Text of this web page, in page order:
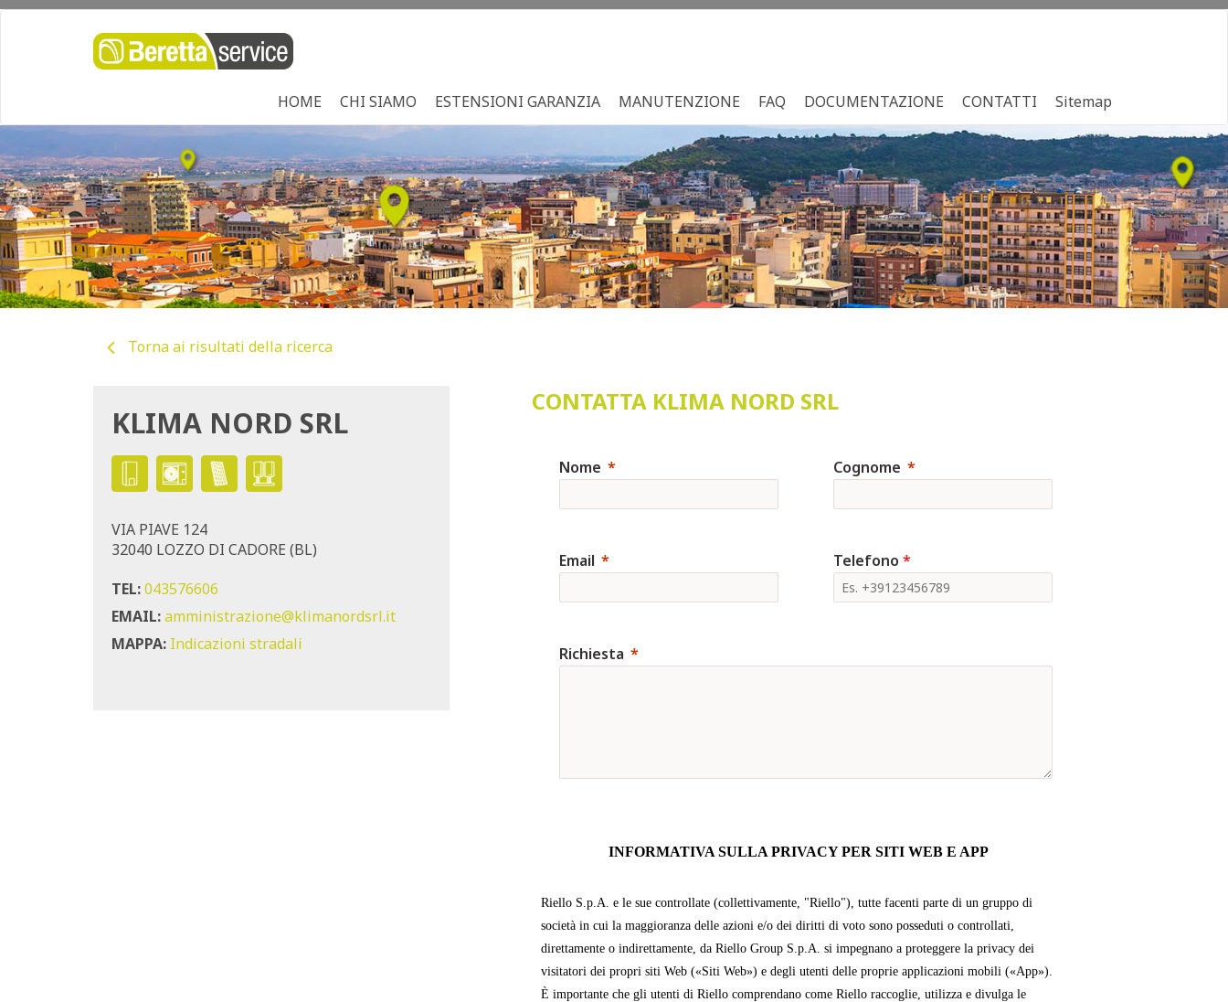
HOME CHI SIAMO ESTENSIONI GARANZIA MANUTENZIONE FAQ DOCUMENTAZIONE CONTATTI Sitemap
Torna ai risultati della ricerca
KLIMA NORD SRL
VIA PIAVE 124
32040 LOZZO DI CADORE (BL)
TEL:043576606
EMAIL:amministrazione@klimanordsrl.it
MAPPA: Indicazioni stradali
CONTATTA KLIMA NORD SRL
Nome Cognome
Email Telefono *
Richiesta
INFORMATIVA SULLA PRIVACY PER SITI WEB E APP
Riello S.p.A. e le sue controllate (collettivamente, "Riello"), tutte facenti parte di un gruppo di
società in cui la maggioranza delle azioni e/o dei diritti di voto sono posseduti o controllati,
direttamente o indirettamente, da Riello Group S.p.A. si impegnano a proteggere la privacy dei
visitatori dei propri siti Web («Siti Web») e degli utenti delle proprie applicazioni mobili («App»).
È importante che gli utenti di Riello comprendano come Riello raccoglie, utilizza e divulga le